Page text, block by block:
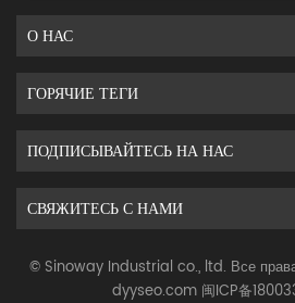
О НАС
ГОРЯЧИЕ ТЕГИ
ПОДПИСЫВАЙТЕСЬ НА НАС
СВЯЖИТЕСЬ С НАМИ
© Sinoway Industrial co., ltd. Все
dyyseo.com 闽ICP备